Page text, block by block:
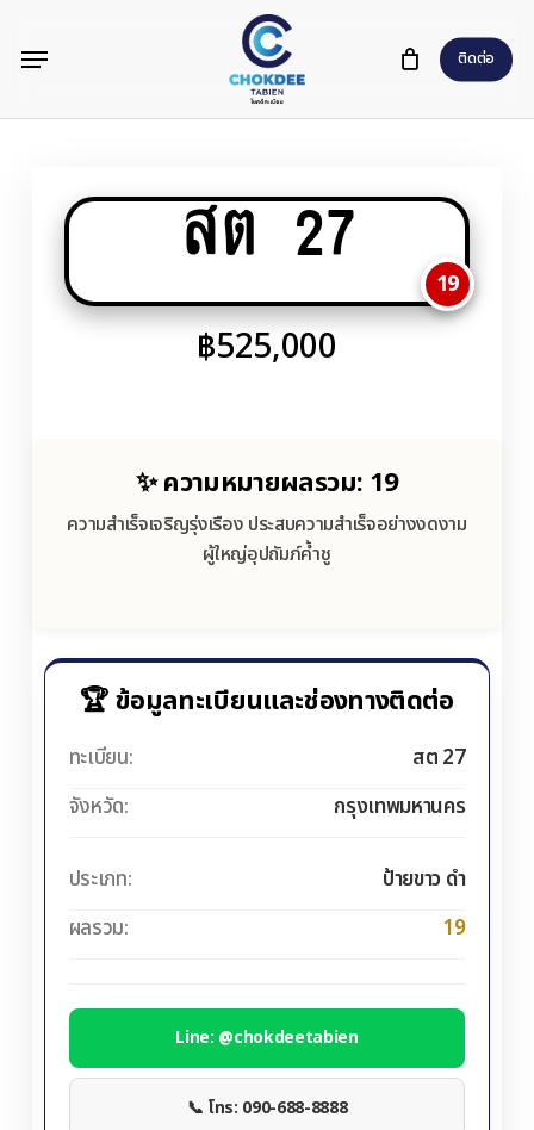
content
ติดต่อ
Menu
สต 27
19
฿525,000
✨ ความหมายผลรวม: 19
ความสำเร็จเจริญรุ่งเรือง ประสบความสำเร็จอย่างงดงาม
ผู้ใหญ่อุปถัมภ์ค้ำชู
🏆 ข้อมูลทะเบียนและช่องทางติดต่อ
ทะเบียน:
สต 27
จังหวัด:
กรุงเทพมหานคร
ประเภท:
ป้ายขาว ดำ
ผลรวม:
19
Line: @chokdeetabien
📞 โทร: 090-688-8888